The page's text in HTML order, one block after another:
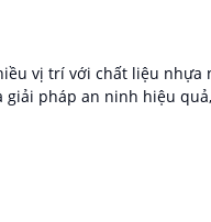
vị trí với chất liệu nhựa
giải pháp an ninh hiệu